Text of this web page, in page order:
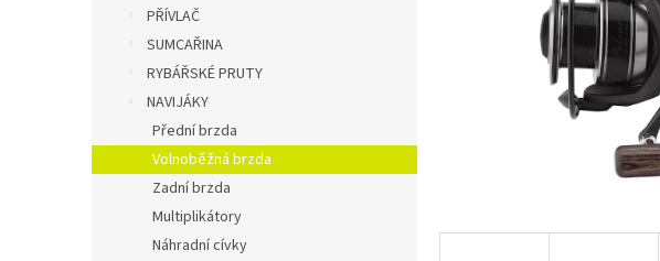
PŘÍVLAČ
SUMCAŘINA
RYBÁŘSKÉ PRUTY
NAVIJÁKY
Přední brzda
Volnoběžná brzda
Zadní brzda
Multiplikátory
Náhradní cívky